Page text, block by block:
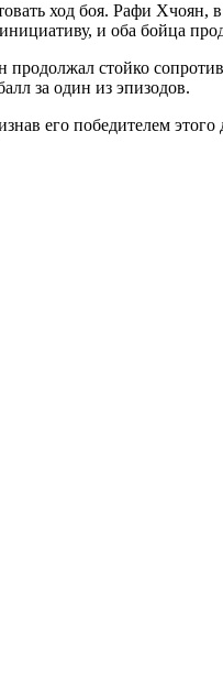
ход боя. Рафи Хчоян,
и оба бойца
стойко
за один из эпизодов.
его победителем